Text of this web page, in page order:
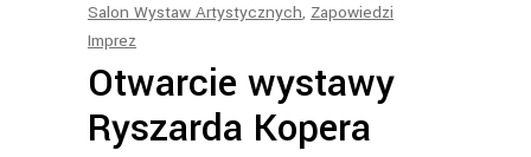
Salon Wystaw Artystycznych, Zapowiedzi
Imprez
Otwarcie wystawy
Ryszarda Kopera